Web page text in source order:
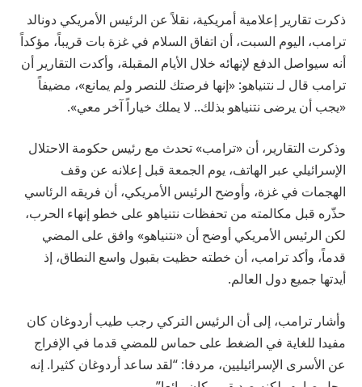
ذكرت تقارير إعلامية أمريكية، نقلاً عن الرئيس الأمريكي دونالد
ترامب، اليوم السبت، أن اتفاق السلام في غزة بات قريباً، مؤكداً
أنه سيواصل الدفع لإنهائه خلال الأيام المقبلة، وأكدت التقارير أن
ترامب قال لـ نتنياهو: «إنها فرصتك للنصر ولم يمانع»، مضيفاً
«يجب أن يرضى نتنياهو بذلك.. لا يملك خياراً آخر معي».
وذكرت التقارير، أن «ترامب» تحدث مع رئيس حكومة الاحتلال
الإسرائيلي عبر الهاتف، يوم الجمعة قبل إعلانه عن وقف
الهجمات في غزة، وأوضح الرئيس الأمريكي، أن فريقه الرئاسي
حذّره قبل مكالمته من تحفظات نتنياهو على خطو إنهاء الحرب،
لكن الرئيس الأمريكي أوضح أن «نتنياهو» وافق على المضي
قدماً، وأكد ترامب، أن خطته حظيت بقبول واسع النطاق، إذ
أيدتها جميع دول العالم.
وأشار ترامب، إلى أن الرئيس التركي رجب طيب أردوغان كان
مفيدا للغاية في الضغط على حماس للمضي قدما في الإفراج
عن الأسرى الإسرائيليين، مردفا: “لقد ساعد أردوغان كثيرا. إنه